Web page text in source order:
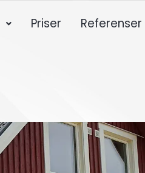
Priser Referenser